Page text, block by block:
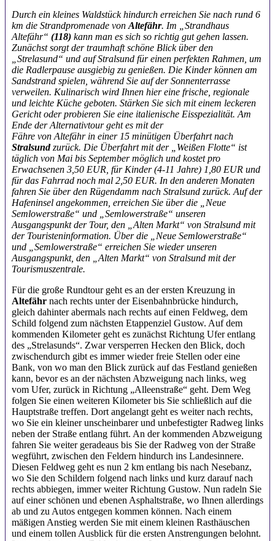
Durch ein kleines Waldstück hindurch erreichen Sie nach rund 6
km die Strandpromenade von Altefähr. Im „Strandhaus
Altefähr“ (118) kann man es sich so richtig gut gehen lassen.
Zunächst sorgt der traumhaft schöne Blick über den
„Strelasund“ und auf Stralsund für einen perfekten Rahmen, um
die Radlerpause ausgiebig zu genießen. Die Kinder können am
Sandstrand spielen, während Sie auf der Sonnenterrasse
verweilen. Kulinarisch wird Ihnen hier eine frische, regionale
und leichte Küche geboten. Stärken Sie sich miteinem leckeren
Gericht oder probieren Sie eine italienische Eisspezialität. Am
Ende der Alternativtour geht es mit der
Fähre von Altefähr in einer 15 minütigen Überfahrt nach
Stralsundzurück. Die Überfahrt mit der „Weißen Flotte“ ist
täglich von Mai bis September möglich und kostet pro
Erwachsenen 3,50 EUR, für Kinder (4-11 Jahre) 1,80 EUR und
für das Fahrrad noch mal 2,50 EUR. In den anderen Monaten
fahren Sie über den Rügendamm nach Stralsund zurück. Aufder
Hafeninsel angekommen, erreichen Sie über die „Neue
Semlowerstraße“ und „Semlowerstraße“ unseren
Ausgangspunktder Tour, den „Alten Markt“ von Stralsund mit
der Touristeninformation. Über die „Neue Semlowerstraße“
und
„Semlowerstraße“ erreichen Sie wieder unseren
Ausgangspunkt, den „Alten Markt“ von Stralsund mit der
Tourismuszentrale.
Für die große Rundtour geht es an der ersten Kreuzung in
Altefähr nach rechts unter der Eisenbahnbrücke hindurch,
gleich dahinter abermals nach rechts auf einen Feldweg, dem
Schild folgend zum nächsten Etappenziel Gustow. Auf dem
kommenden Kilometer geht es zunächst Richtung Ufer entlang
des „Strelasunds“. Zwar versperren Hecken den Blick, doch
zwischendurch gibt es immer wieder freie Stellen oder eine
Bank, von wo man den Blick zurück auf das Festland genießen
kann, bevor es an der nächsten Abzweigung nach links, weg
vom Ufer, zurück in Richtung „Alleenstraße“ geht. Dem Weg
folgen Sie einen weiteren Kilometer bis Sie schließlich auf die
Hauptstraße treffen. Dort angelangt geht es weiter nach rechts,
wo Sie ein kleiner unscheinbarer und unbefestigter Radweg links
neben der Straße entlang führt. An der kommenden Abzweigung
fahren Sie weiter geradeaus bis Sie der Radweg von der Straße
wegführt, zwischen den Feldern hindurch ins Landesinnere.
Diesen Feldweg geht es nun 2 km entlang bis nach Nesebanz,
wo Sie den Schildern folgend nach links und kurz darauf nach
rechts abbiegen, immer weiter Richtung Gustow. Nun radeln Sie
auf einer schönen und ebenen Asphaltstraße, wo Ihnen allerdings
ab und zu Autos entgegen kommen können. Nach einem
mäßigen Anstieg werden Sie mit einem kleinen Rasthäuschen
und einem tollen Ausblick für die ersten Anstrengungen belohnt.